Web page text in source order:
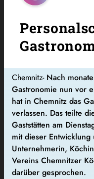
Chemnitz- Nach
Gastronomie nun vor
hat in Chemnitz das
verlassen. Das teilte
Gaststätten am
mit dieser
Unternehmerin,
Vereins Chemnitzer
darüber gesprochen.